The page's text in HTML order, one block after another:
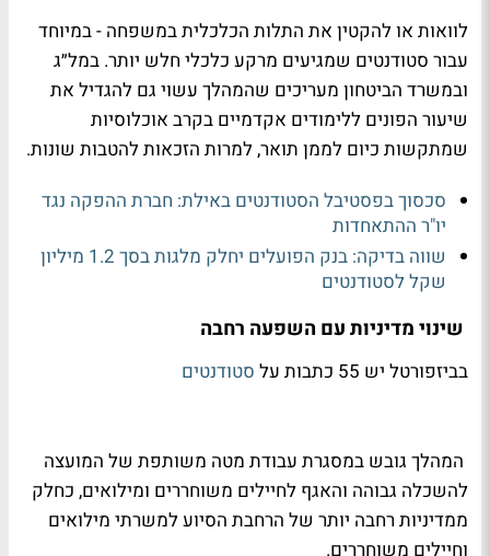
לוואות או להקטין את התלות הכלכלית במשפחה - במיוחד
עבור סטודנטים שמגיעים מרקע כלכלי חלש יותר. במל״ג
ובמשרד הביטחון מעריכים שהמהלך עשוי גם להגדיל את
שיעור הפונים ללימודים אקדמיים בקרב אוכלוסיות
שמתקשות כיום לממן תואר, למרות הזכאות להטבות שונות.
סכסוך בפסטיבל הסטודנטים באילת: חברת ההפקה נגד
יו"ר ההתאחדות
שווה בדיקה: בנק הפועלים יחלק מלגות בסך 1.2 מיליון
שקל לסטודנטים
שינוי מדיניות עם השפעה רחבה
בביזפורטל יש 55 כתבות על סטודנטים
המהלך גובש במסגרת עבודת מטה משותפת של המועצה
להשכלה גבוהה והאגף לחיילים משוחררים ומילואים, כחלק
ממדיניות רחבה יותר של הרחבת הסיוע למשרתי מילואים
וחיילים משוחררים.